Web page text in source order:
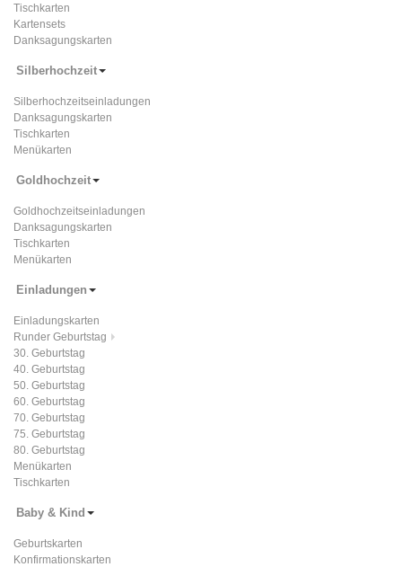
Tischkarten
Kartensets
Danksagungskarten
Silberhochzeit
Silberhochzeitseinladungen
Danksagungskarten
Tischkarten
Menükarten
Goldhochzeit
Goldhochzeitseinladungen
Danksagungskarten
Tischkarten
Menükarten
Einladungen
Einladungskarten
Runder Geburtstag
30. Geburtstag
40. Geburtstag
50. Geburtstag
60. Geburtstag
70. Geburtstag
75. Geburtstag
80. Geburtstag
Menükarten
Tischkarten
Baby & Kind
Geburtskarten
Konfirmationskarten